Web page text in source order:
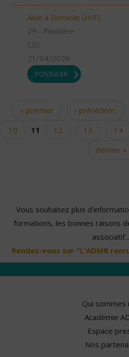
Aide à Domicile (H/F)
29 - Finistère
CDI
21/04/2026
POSTULER
Pages« premier ‹ précédent
10
11 12 13 14
dernier »
Vous souhaitez plus
formations, les bonnes raisons
Rendez-vous sur "L'ADMR
Qui sommes
Académie
Espace
Nos